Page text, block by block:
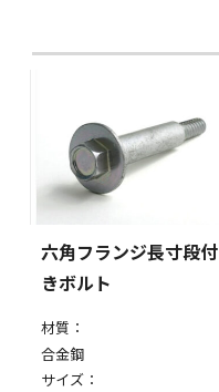
六角フランジ長寸段付
きボルト
材質：
合金鋼
サイズ：